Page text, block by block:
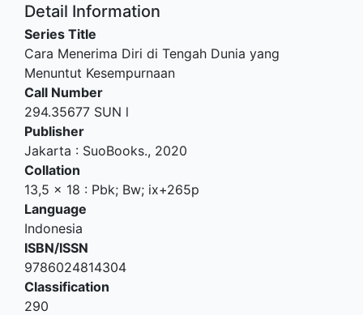
Detail Information
Series Title
Cara Menerima Diri di Tengah Dunia yang
Menuntut Kesempurnaan
Call Number
294.35677 SUN l
Publisher
Jakarta : SuoBooks., 2020
Collation
13,5 x 18 : Pbk; Bw; ix+265p
Language
Indonesia
ISBN/ISSN
9786024814304
Classification
290